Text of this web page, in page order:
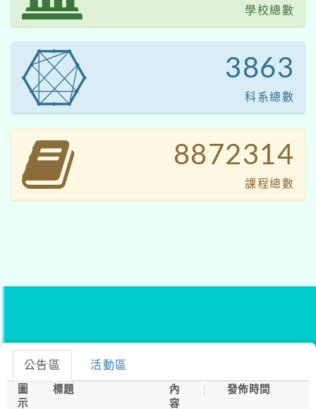
學校總數
3984
科系總數
9150541
課程總數
公告區 活動區
圖
示
標題
內
容
發佈時間